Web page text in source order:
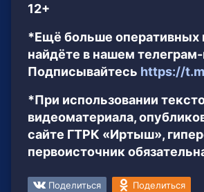
12+
*Ещё больше оперативных
найдёте в нашем
Подписывайтесь https://
*При использовании
видеоматериала,
сайте ГТРК «Иртыш»,
первоисточник
Поделиться Поделиться